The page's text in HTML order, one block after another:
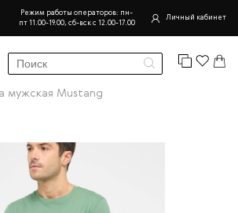
Режим работы операторов: пн-
пт 11.00-19.00, сб-вск с 12.00-17.00
Личный кабинет
мужская Mustang